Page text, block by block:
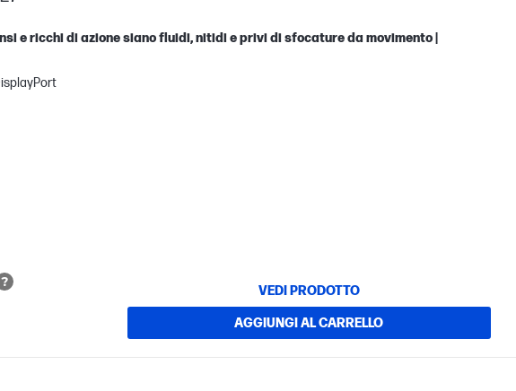
e ricchi di azione siano fluidi, nitidi e privi di sfocature da movimento |
VEDI PRODOTTO
AGGIUNGI AL CARRELLO